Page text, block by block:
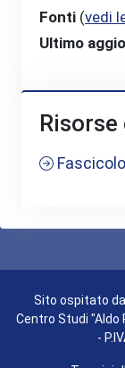
Fonti (vedi
Ultimo
Sito ospitato
Centro Studi "Aldo
-